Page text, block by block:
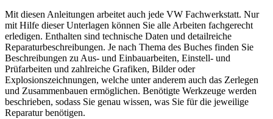
Mit diesen Anleitungen arbeitet auch jede VW Fachwerkstatt. Nur
mit Hilfe dieser Unterlagen können Sie alle Arbeiten fachgerecht
erledigen. Enthalten sind technische Daten und detailreiche
Reparaturbeschreibungen. Je nach Thema des Buches finden Sie
Beschreibungen zu Aus- und Einbauarbeiten, Einstell- und
Prüfarbeiten und zahlreiche Grafiken, Bilder oder
Explosionszeichnungen, welche unter anderem auch das Zerlegen
und Zusammenbauen ermöglichen. Benötigte Werkzeuge werden
beschrieben, sodass Sie genau wissen, was Sie für die jeweilige
Reparatur benötigen.